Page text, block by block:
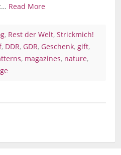
Read More
, Rest der Welt, Strickmich!
, DDR, GDR, Geschenk, gift,
, magazines, nature,